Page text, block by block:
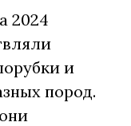
2024
и
пород.